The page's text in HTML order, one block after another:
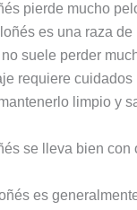
pierde mucho
es una raza de
suele perder
requiere cuidados
limpio y
se lleva bien con
es